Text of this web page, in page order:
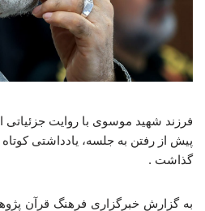
پیش از رفتن به جلسه، یادداشتی
گذاشت .
به گزارش خبرگزاری فرهنگ قرآن